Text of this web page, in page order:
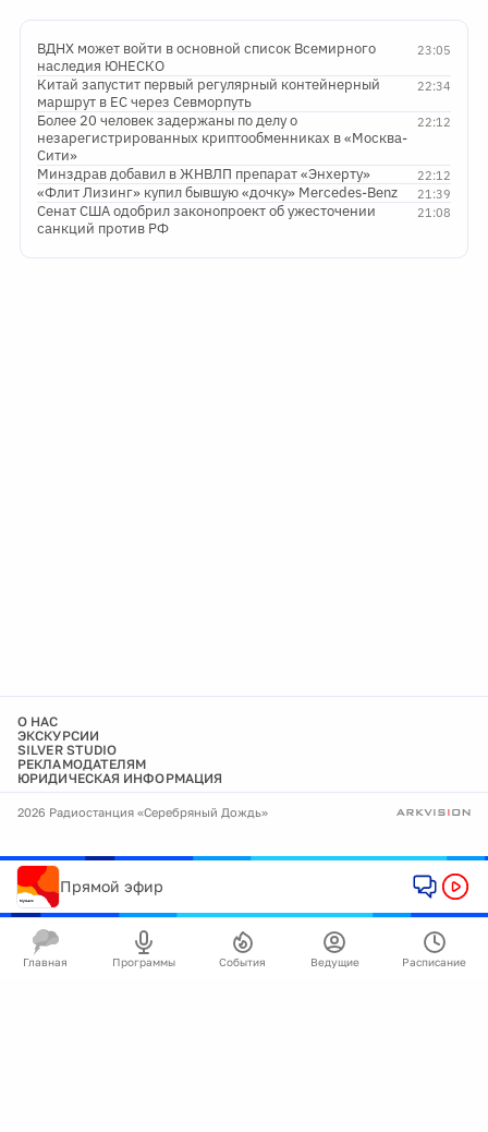
23:05
ВДНХ может войти в основной список Всемирного
наследия ЮНЕСКО
22:34
Китай запустит первый регулярный контейнерный
маршрут в ЕС через Севморпуть
22:12
Более 20 человек задержаны по делу о
незарегистрированных криптообменниках в «Москва-
Сити»
22:12
Минздрав добавил в ЖНВЛП препарат «Энхерту»
21:39
«Флит Лизинг» купил бывшую «дочку» Mercedes-Benz
21:08
Сенат США одобрил законопроект об ужесточении
санкций против РФ
О НАС
ЭКСКУРСИИ
SILVER STUDIO
РЕКЛАМОДАТЕЛЯМ
ЮРИДИЧЕСКАЯ ИНФОРМАЦИЯ
2026 Радиостанция «Серебряный Дождь»
Прямой эфир
Главная Программы События Ведущие Расписание